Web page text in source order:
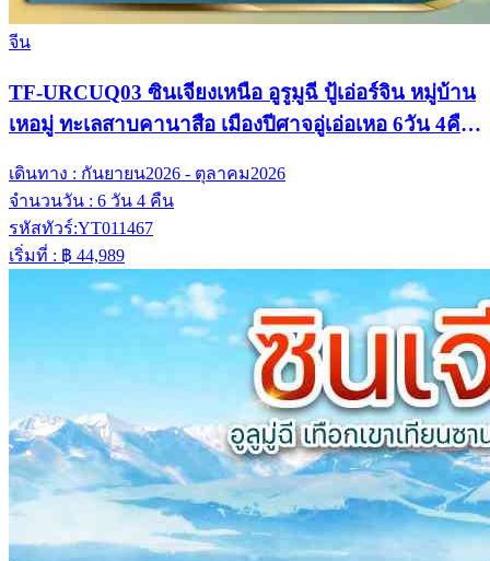
จีน
TF-URCUQ03 ซินเจียงเหนือ อูรูมูฉี ปู้เอ่อร์จิน หมู่บ้าน
เหอมู่ ทะเลสาบคานาสือ เมืองปีศาจอู่เอ่อเหอ 6วัน 4คืน
เดินทาง : กันยายน2026 - ตุลาคม2026
จำนวนวัน : 6 วัน 4 คืน
รหัสทัวร์:YT011467
เริ่มที่ : ฿ 44,989